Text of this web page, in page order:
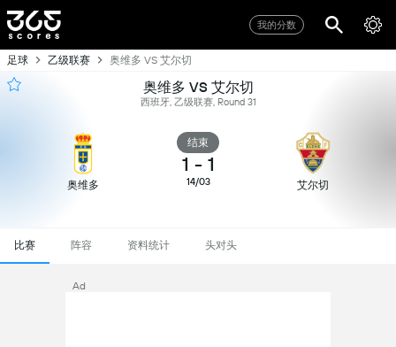
我的分数
足球 乙级联赛 奥维多 VS 艾尔切
奥维多 VS 艾尔切
西班牙, 乙级联赛, Round 31
奥维多
结束
1 - 1
14/03 艾尔切
比赛 阵容 资料统计 头对头
Ad